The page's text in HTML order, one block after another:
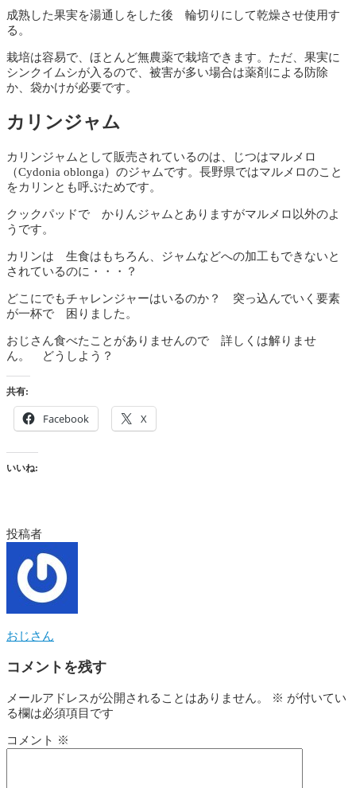
成熟した果実を湯通しをした後 輪切りにして乾燥させ使用す
る。
栽培は容易で、ほとんど無農薬で栽培できます。ただ、果実に
シンクイムシが入るので、被害が多い場合は薬剤による防除
か、袋かけが必要です。
カリンジャム
カリンジャムとして販売されているのは、じつはマルメロ
（Cydonia oblonga）のジャムです。長野県ではマルメロのこと
をカリンとも呼ぶためです。
クックパッドで かりんジャムとありますがマルメロ以外のよ
うです。
カリンは 生食はもちろん、ジャムなどへの加工もできないと
されているのに・・・？
どこにでもチャレンジャーはいるのか？ 突っ込んでいく要素
が一杯で 困りました。
おじさん食べたことがありませんので 詳しくは解りませ
ん。 どうしよう？
共有:
Facebook X
いいね:
投稿者
おじさん
コメントを残す
メールアドレスが公開されることはありません。 ※ が付いてい
る欄は必須項目です
コメント ※